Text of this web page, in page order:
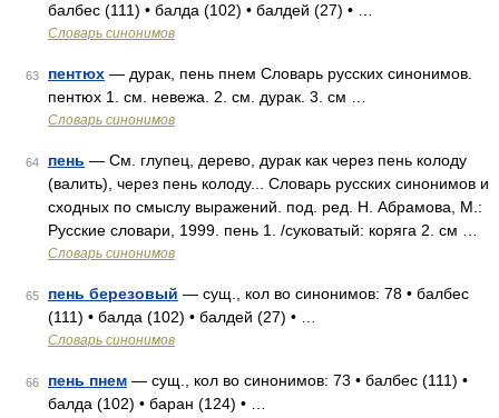
балбес (111) • балда (102) • балдей (27) • …
Словарь синонимов
63 пентюх — дурак, пень пнем Словарь русских синонимов.
пентюх 1. см. невежа. 2. см. дурак. 3. см …
Словарь синонимов
64 пень — См. глупец, дерево, дурак как через пень колоду
(валить), через пень колоду... Словарь русских синонимов и
сходных по смыслу выражений. под. ред. Н. Абрамова, М.:
Русские словари, 1999. пень 1. /суковатый: коряга 2. см …
Словарь синонимов
65 пень березовый — сущ., кол во синонимов: 78 • балбес
(111) • балда (102) • балдей (27) • …
Словарь синонимов
66 пень пнем — сущ., кол во синонимов: 73 • балбес (111) •
балда (102) • баран (124) • …